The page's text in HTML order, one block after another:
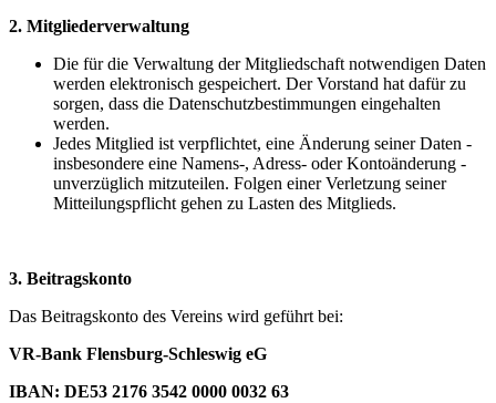
2. Mitgliederverwaltung
Die für die Verwaltung der Mitgliedschaft notwendigen Daten
werden elektronisch gespeichert. Der Vorstand hat dafür zu
sorgen, dass die Datenschutzbestimmungen eingehalten
werden.
Jedes Mitglied ist verpflichtet, eine Änderung seiner Daten -
insbesondere eine Namens-, Adress- oder Kontoänderung -
unverzüglich mitzuteilen. Folgen einer Verletzung seiner
Mitteilungspflicht gehen zu Lasten des Mitglieds.
3. Beitragskonto
Das Beitragskonto des Vereins wird geführt bei:
VR-Bank Flensburg-Schleswig eG
IBAN: DE53 2176 3542 0000 0032 63